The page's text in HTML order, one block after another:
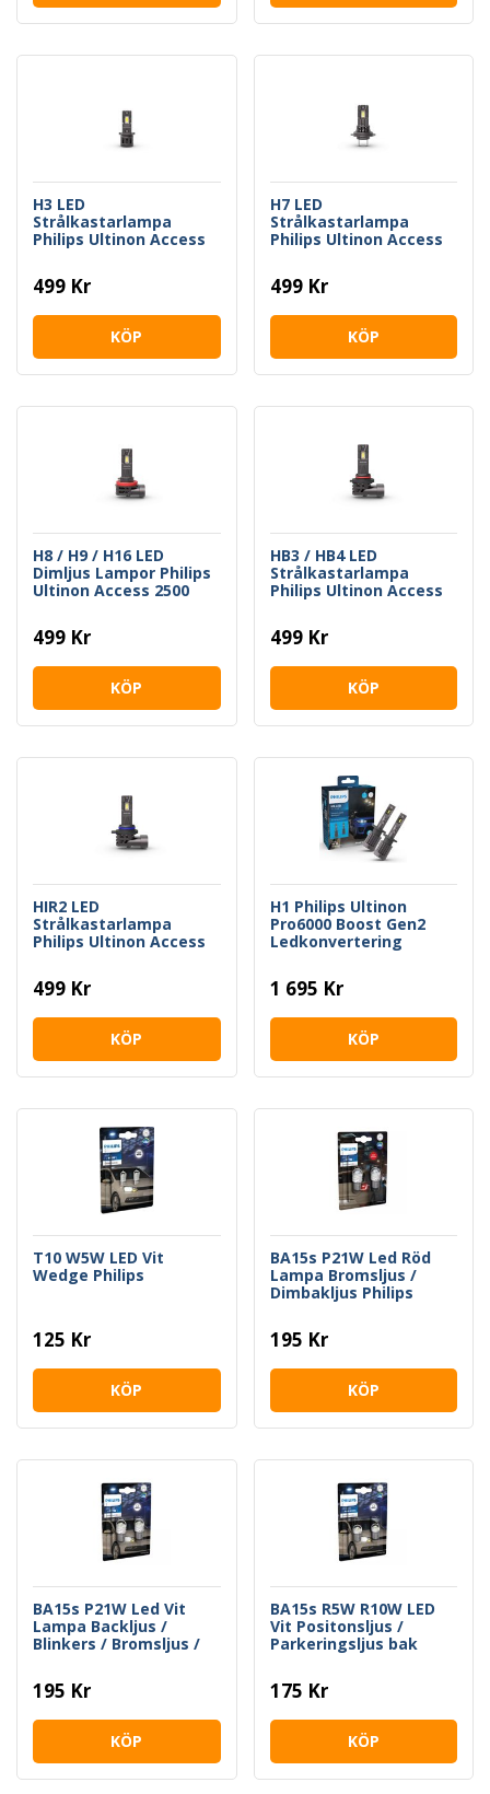
H3 LED
Strålkastarlampa
Philips Ultinon Access
499 Kr
KÖP
H7 LED
Strålkastarlampa
Philips Ultinon Access
499 Kr
KÖP
H8 / H9 / H16 LED
Dimljus Lampor Philips
Ultinon Access 2500
499 Kr
KÖP
HB3 / HB4 LED
Strålkastarlampa
Philips Ultinon Access
499 Kr
KÖP
HIR2 LED
Strålkastarlampa
Philips Ultinon Access
499 Kr
KÖP
H1 Philips Ultinon
Pro6000 Boost Gen2
Ledkonvertering
1 695 Kr
KÖP
T10 W5W LED Vit
Wedge Philips
125 Kr
KÖP
BA15s P21W Led Röd
Lampa Bromsljus /
Dimbakljus Philips
195 Kr
KÖP
BA15s P21W Led Vit
Lampa Backljus /
Blinkers / Bromsljus /
195 Kr
KÖP
BA15s R5W R10W LED
Vit Positonsljus /
Parkeringsljus bak
175 Kr
KÖP